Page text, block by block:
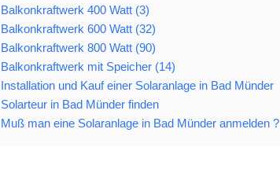
Balkonkraftwerk 400 Watt (3)
Balkonkraftwerk 600 Watt (32)
Balkonkraftwerk 800 Watt (90)
Balkonkraftwerk mit Speicher (14)
Installation und Kauf einer Solaranlage in Bad Münder
Solarteur in Bad Münder finden
Muß man eine Solaranlage in Bad Münder anmelden ?